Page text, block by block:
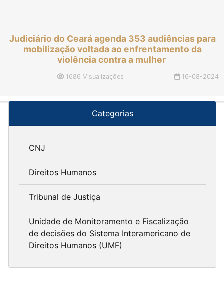
Judiciário do Ceará agenda 353 audiências para
mobilização voltada ao enfrentamento da
violência contra a mulher
1686 Visualizações 16-08-2024
Categorias
CNJ
Direitos Humanos
Tribunal de Justiça
Unidade de Monitoramento e Fiscalização
de decisões do Sistema Interamericano de
Direitos Humanos (UMF)